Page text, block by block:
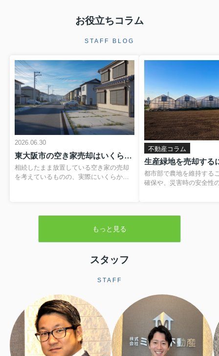
お役立ちコラム
STAFF BLOG
2026.06.30
東大阪市の空き家売却はいくらかかる？費用や税金の内訳と負担を抑える方法
相続したまま放置している空き家の売却
を考えているものの、実際にいくらかか
重なると、最終的に手元に残る金額のイ
譲渡所得税や住民税といった税金、空き
家の譲渡所得の3,000万円特別控除といっ
ておくことが大切です。この記事では、
やすい費用や税金の基本から、解体費補
法まで、順を追って分かりやすく解説し
ます。読み進めていただくことで、おお
よその手取り額の考...
不動産コラム
都市部で農地を維持する
確保や、災害時の安全性
ことで、農業以外の用途
されますが、その一方で
地並みの評価となり、税
ます。また、相続税に...
もっと見る
スタッフ
STAFF